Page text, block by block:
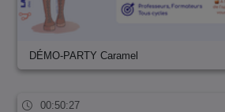
DÉMO-PARTY Caramel
00:50:27